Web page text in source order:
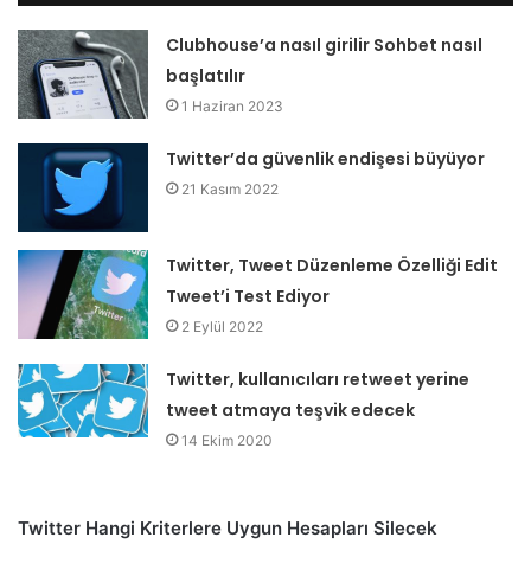
Clubhouse’a nasıl girilir Sohbet nasıl
başlatılır
1 Haziran 2023
Twitter’da güvenlik endişesi büyüyor
21 Kasım 2022
Twitter, Tweet Düzenleme Özelliği Edit
Tweet’i Test Ediyor
2 Eylül 2022
Twitter, kullanıcıları retweet yerine
tweet atmaya teşvik edecek
14 Ekim 2020
Twitter Hangi Kriterlere Uygun Hesapları Silecek